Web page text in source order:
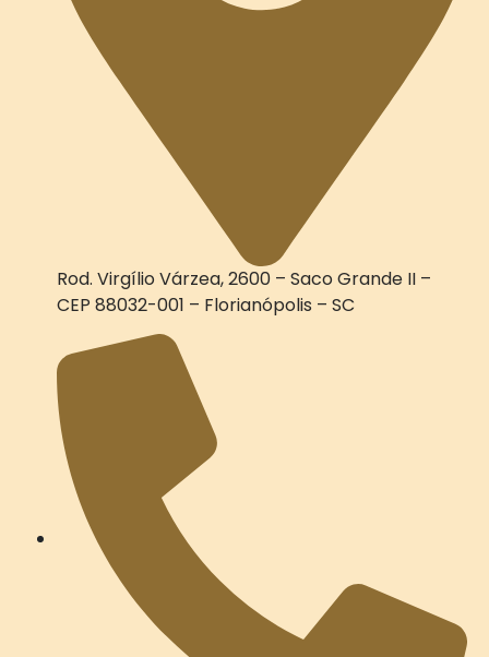
Rod. Virgílio Várzea, 2600 – Saco Grande II –
CEP 88032-001 – Florianópolis – SC